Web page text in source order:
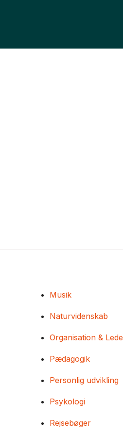
Musik
Naturvidenskab
Organisation &
Pædagogik
Personlig udvikling
Psykologi
Rejsebøger